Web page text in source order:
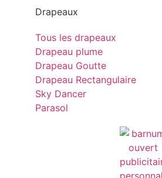
Drapeaux
Tous les drapeaux
Drapeau plume
Drapeau Goutte
Drapeau Rectangulaire
Sky Dancer
Parasol